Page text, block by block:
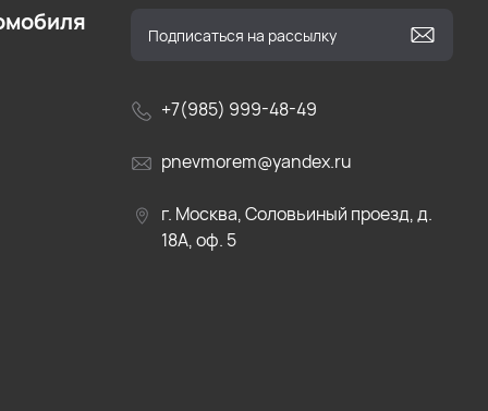
+7(985) 999-48-49
pnevmorem@yandex.ru
г. Москва, Соловьиный проезд, д.
18А, оф. 5